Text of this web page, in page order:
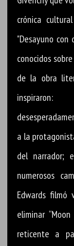
crónica
"Desayuno
conocidos
de la obra
a la
del narrador;
numerosos
Edwards filmó
eliminar
reticente a